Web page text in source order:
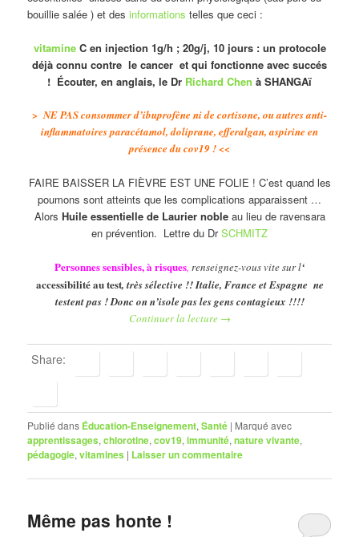
bouillie salée ) et desinformations telles que ceci :
vitamineC en injection 1g/h ; 20g/j, 10 jours : un protocole
déjà connu contre le cancer et qui fonctionne avec succés
! Écouter, en anglais, le Dr Richard Chen à SHANGAï
> NE PAS consommer d’ibuprofène ni de cortisone, ou autres anti-
inflammatoires paracétamol, doliprane, efferalgan, aspirine en
présence du cov19 ! <<
FAIRE BAISSER LA FIÈVRE EST UNE FOLIE ! C’est quand les
poumons sont atteints que les complications apparaissent …
Alors Huile essentielle de Laurier nobleau lieu de ravensara
en prévention. Lettre du DrSCHMITZ
Personnes sensibles, à risques, renseignez-vous vite sur l‘
accessibilité au test, très sélective !! Italie, France et Espagne ne
testent pas ! Donc on n’isole pas les gens contagieux !!!!
Continuer la lecture →
Share:
Publié dans Éducation-Enseignement,Santé | Marqué avec
apprentissages,chlorotine,cov19,immunité,nature vivante,
pédagogie,vitamines | Laisser un commentaire
Même pas honte !